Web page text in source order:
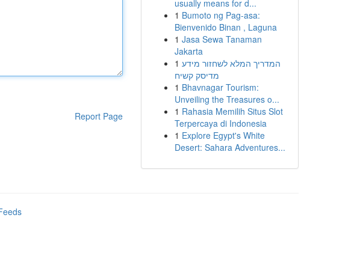
Report Page
usually means for d...
1 Bumoto ng Pag-asa:
Bienvenido Binan , Laguna
1 Jasa Sewa Tanaman
Jakarta
1 המדריך המלא לשחזור מידע
מדיסק קשיח
1 Bhavnagar Tourism:
Unveiling the Treasures o...
1 Rahasia Memilih Situs Slot
Terpercaya di Indonesia
1 Explore Egypt's White
Desert: Sahara Adventures...